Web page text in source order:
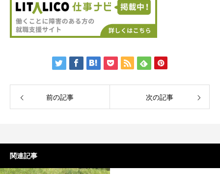
前の記事 次の記事
関連記事